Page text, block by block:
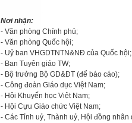
Nơi nhận:
- Văn phòng Chính phủ;
- Văn phòng Quốc hội;
- Uỷ ban VHGDTNTN&NĐ của Quốc hội;
- Ban Tuyên giáo TW;
- Bộ trưởng Bộ GD&ĐT (để báo cáo);
- Công đoàn Giáo dục Việt Nam;
- Hội Khuyến học Việt Nam;
- Hội Cựu Giáo chức Việt Nam;
- Các Tỉnh uỷ, Thành uỷ, Hội đồng nhân